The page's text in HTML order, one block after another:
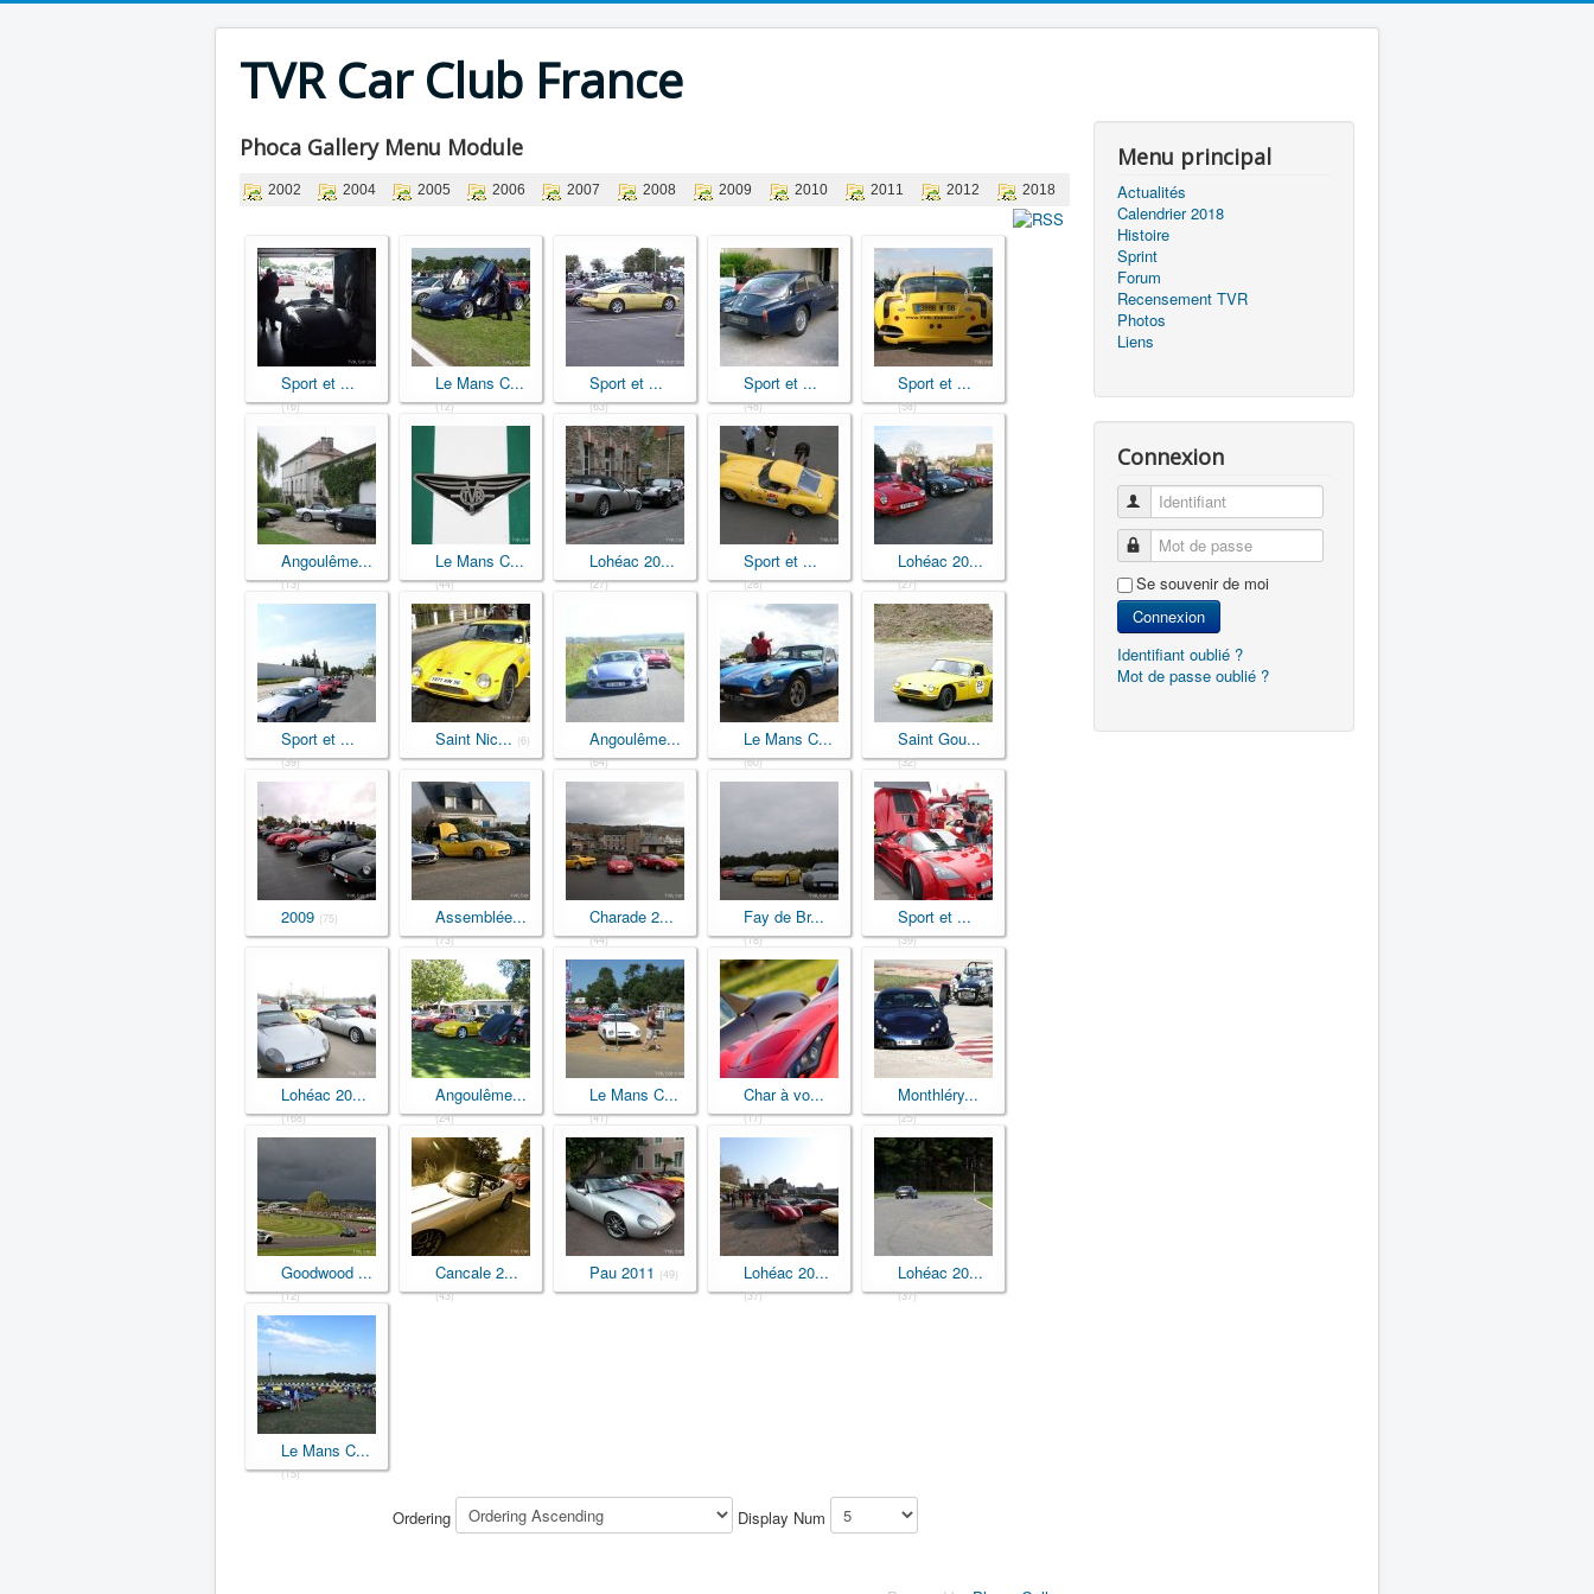
TVR Car Club France
Phoca Gallery Menu Module
2002 2004 2005 2006 2007 2008 2009 2010 2011 2012 2018
Sport et ...
(16)
Le Mans C...
(12)
Sport et ...
(63)
Sport et ...
(48)
Sport et ...
(58)
Angoulême...
(13)
Le Mans C...
(44)
Lohéac 20...
(27)
Sport et ...
(28)
Lohéac 20...
(27)
Sport et ...
(39)
Saint Nic... (6) Angoulême...
(64)
Le Mans C...
(60)
Saint Gou...
(32)
2009 (75) Assemblée...
(73)
Charade 2...
(44)
Fay de Br...
(18)
Sport et ...
(39)
Lohéac 20...
(168)
Angoulême...
(24)
Le Mans C...
(41)
Char à vo...
(17)
Monthléry...
(25)
Goodwood ...
(12)
Cancale 2...
(43)
Pau 2011 (49) Lohéac 20...
(37)
Lohéac 20...
(37)
Le Mans C...
(15)
Ordering Display Num
Menu principal
Actualités
Calendrier 2018
Histoire
Sprint
Forum
Recensement TVR
Photos
Liens
Connexion
Identifiant
Mot de passe
Se souvenir de moi
Connexion
Identifiant oublié ?
Mot de passe oublié ?